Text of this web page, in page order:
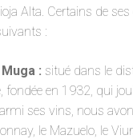
Alta. Certains de
:
: situé dans le
fondée en 1932, qui
ses vins, nous
le Mazuelo, le